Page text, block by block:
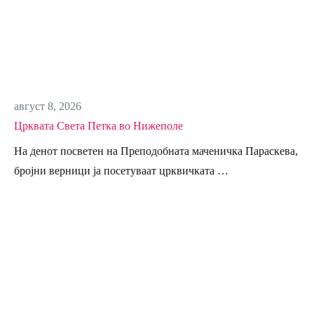
август 8, 2026
Црквата Света Петка во Нижеполе
На денот посветен на Преподобната маченичка Параскева,
бројни верници ја посетуваат црквичката …